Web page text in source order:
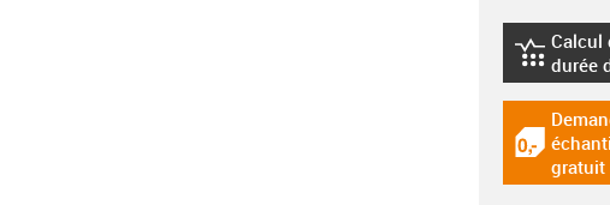
igus-icon-
Calcul
durée
igus-icon-
gratuit